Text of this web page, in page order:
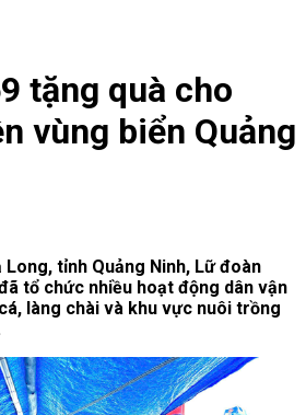
tặng quà cho
vùng biển Quảng
Long, tỉnh Quảng Ninh, Lữ đoàn
tổ chức nhiều hoạt động dân vận
làng chài và khu vực nuôi trồng